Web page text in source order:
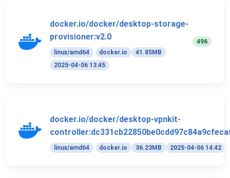
docker.io/docker/desktop-storage-
provisioner:v2.0
linux/amd64 docker.io
41.85MB
2025-04-06 13:45
496
docker.io/docker/desktop-vpnkit-
linux/amd64 docker.io 36.23MB 2025-04-06 14:42